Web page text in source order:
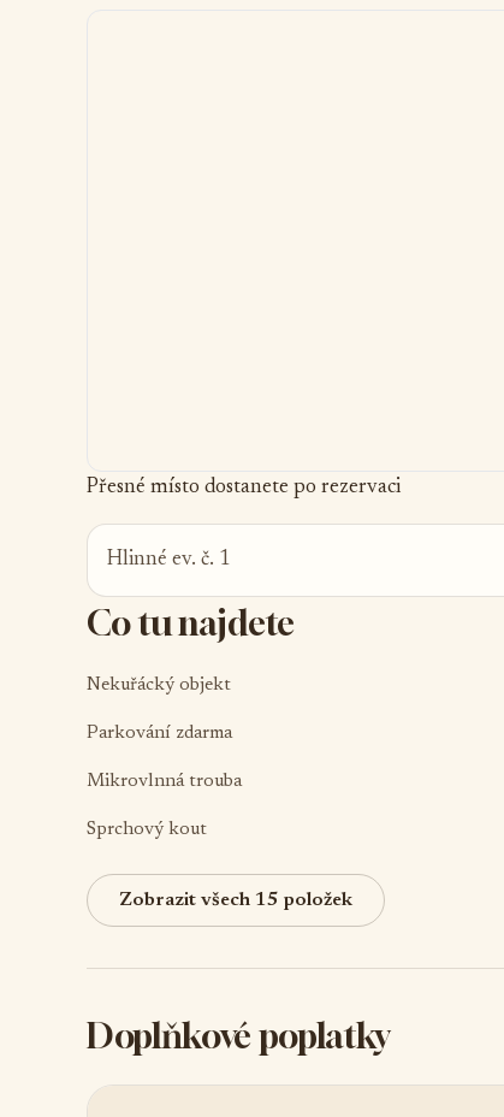
Přesné místo dostanete po rezervaci
Hlinné ev. č. 1
Co tu najdete
Nekuřácký objekt
Parkování zdarma
Mikrovlnná trouba
Sprchový kout
Zobrazit všech 15 položek
Doplňkové poplatky